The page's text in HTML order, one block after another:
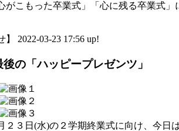
がこもった卒業式」「心に残る卒業式」
】 2022-03-23 17:56 up!
の「ハッピープレゼンツ」
３日(水)の２学期終業式に向け、今日